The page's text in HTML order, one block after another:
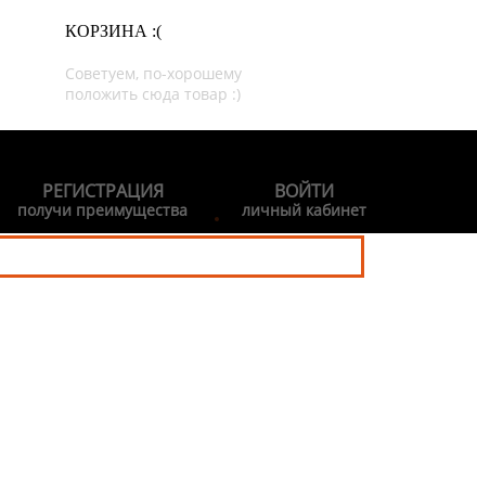
КОРЗИНА :(
Советуем, по-хорошему
положить сюда товар :)
РЕГИСТРАЦИЯ
получи преимущества
ВОЙТИ
личный кабинет